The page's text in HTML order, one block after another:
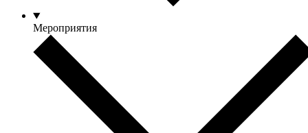
Мероприятия